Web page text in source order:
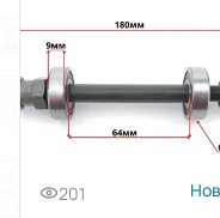
Выберите группу категорий
Запчасти для
Выберите категорию
Велозапчасти
Выберите подкатегорию
Оси
Цена201